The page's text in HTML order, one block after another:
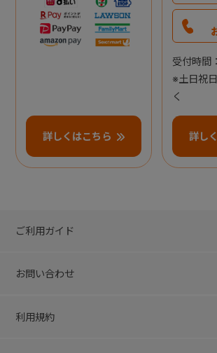
詳しくはこちら
受付時間
※土日祝
く
詳し
ご利用ガイド
お問い合わせ
利用規約